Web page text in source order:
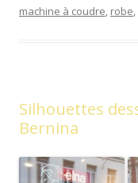
machine à coudre robe
Silhouettes
Bernina